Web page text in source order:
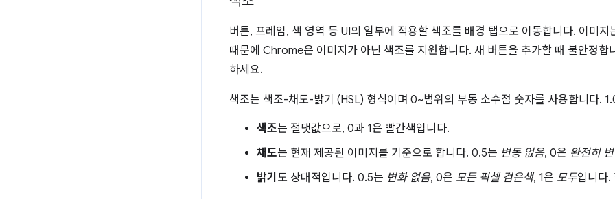
버튼, 프레임, 색 영역 등 UI의 일부에 적용할 색조를 배경 탭으로 이동합니다. 이미
때문에 Chrome은 이미지가 아닌 색조를 지원합니다. 새 버튼을 추가할 때 불안정합
하세요.
색조는 색조-채도-밝기 (HSL) 형식이며 0~범위의 부동 소수점 숫자를 사용합니다.
색조는 절댓값으로, 0과 1은 빨간색입니다.
채도는 현재 제공된 이미지를 기준으로 합니다. 0.5는 변동 없음, 0은 완전히
밝기 도 상대적입니다. 0.5는 변화 없음, 0은 모든 픽셀 검은색, 1은 모두입니다.